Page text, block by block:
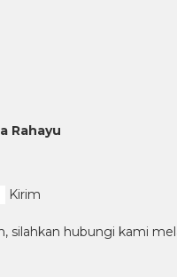
Rahayu
Kirim
silahkan hubungi kami